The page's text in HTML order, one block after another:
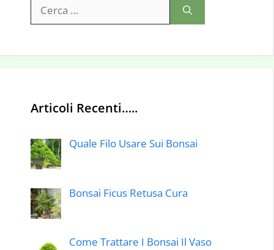
per:
Articoli Recenti…..
Quale Filo Usare Sui Bonsai
Bonsai Ficus Retusa Cura
Come Trattare I Bonsai Il Vaso